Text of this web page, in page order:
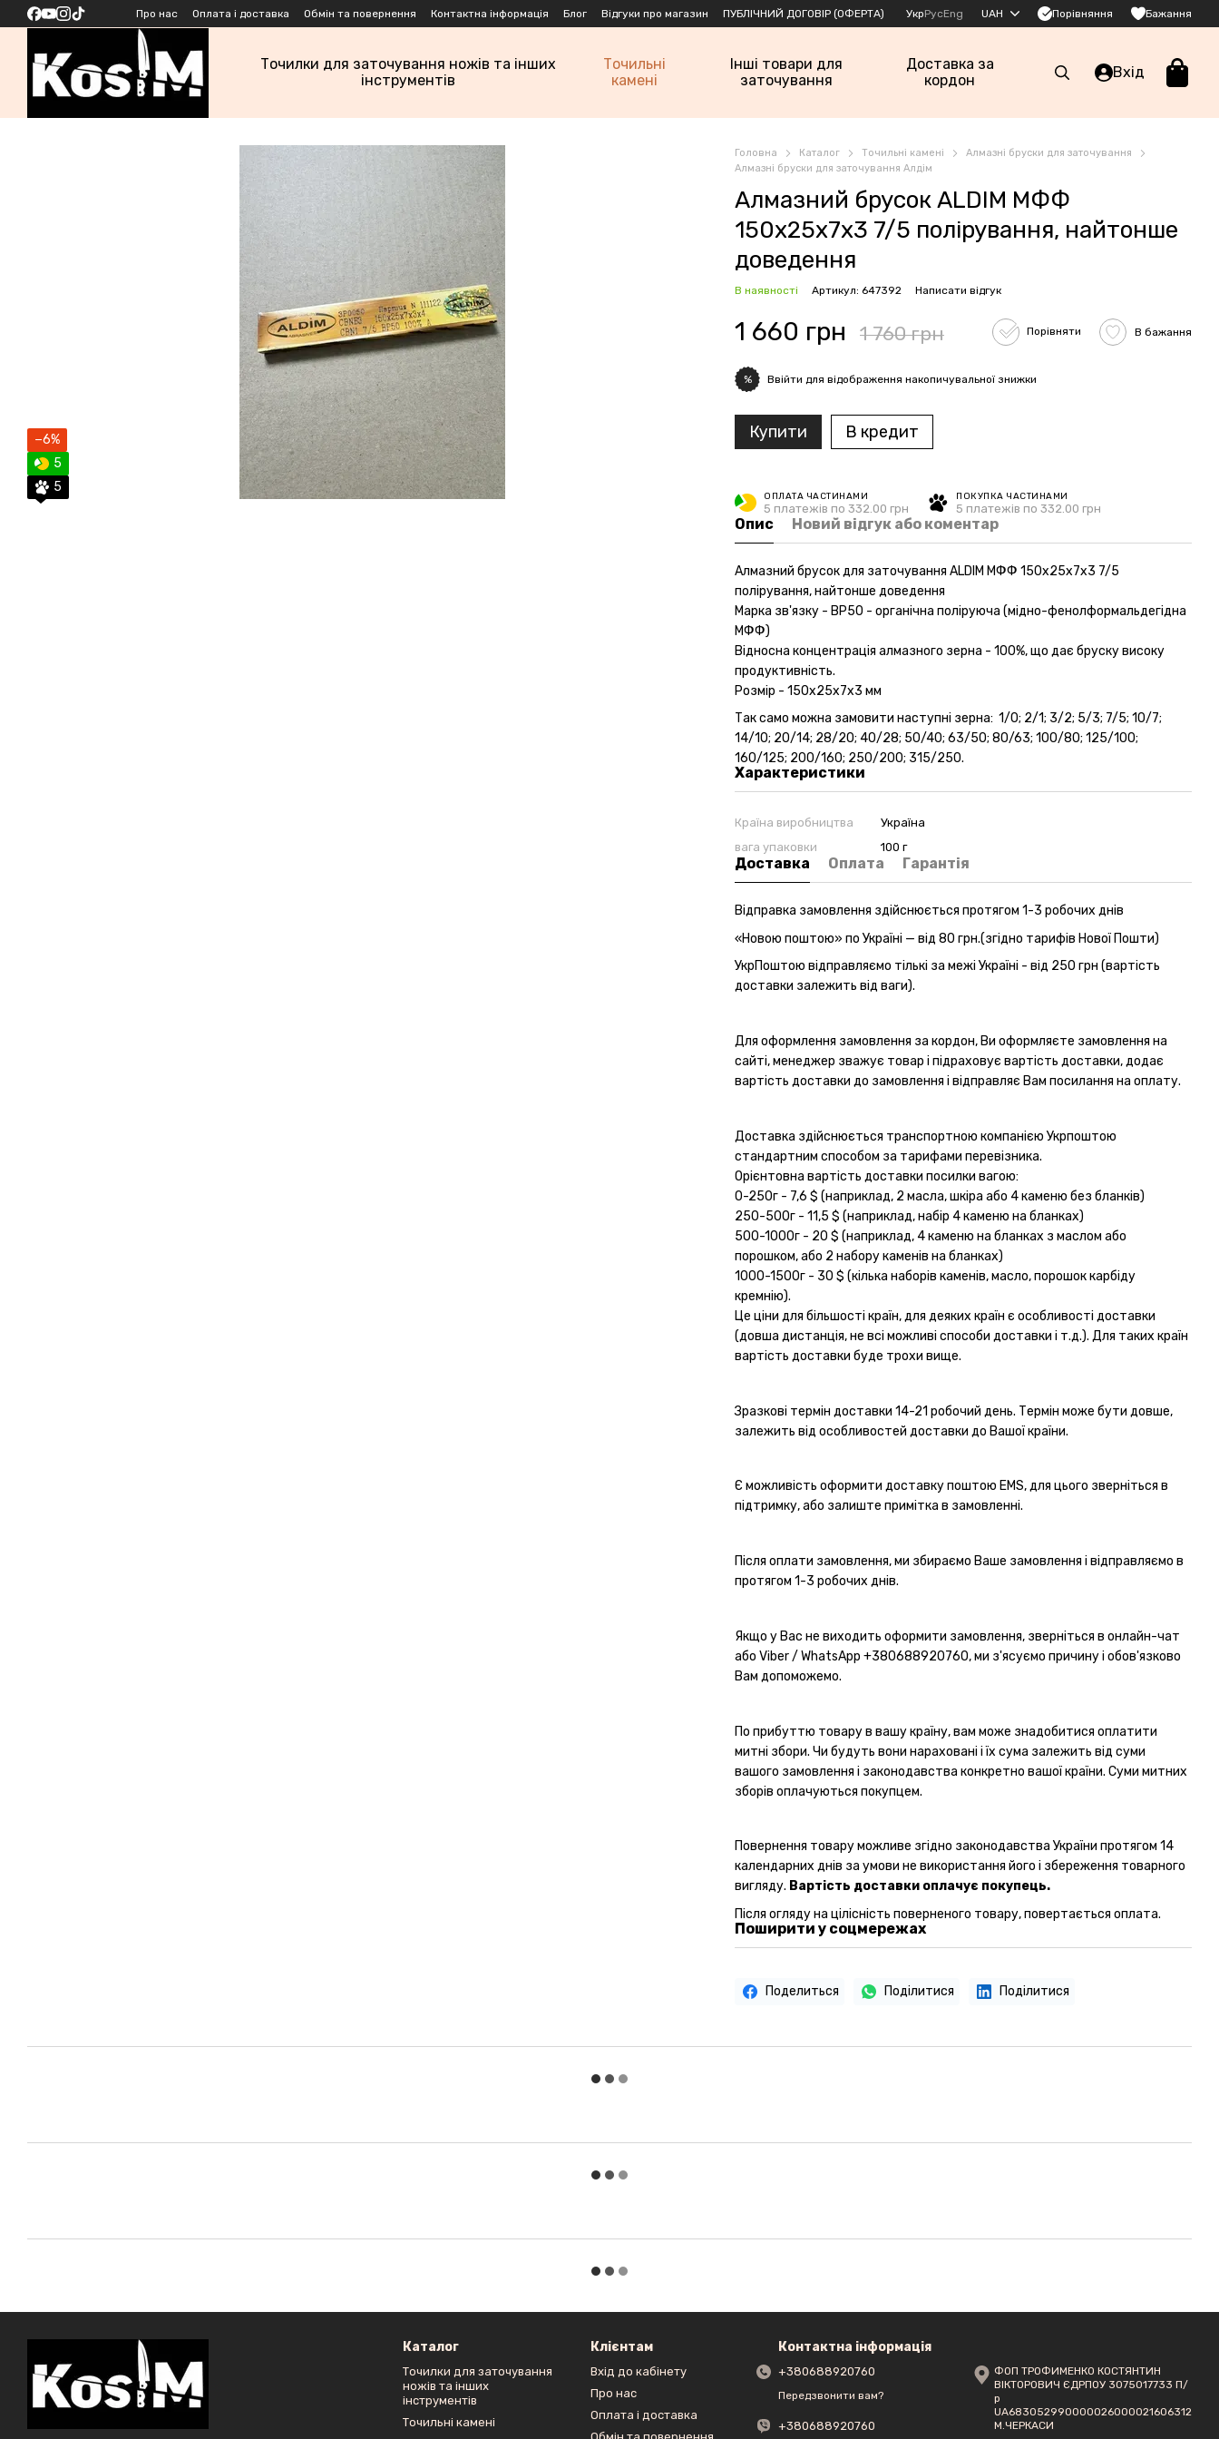
Перейти до основного контенту
Про нас Оплата і доставка Обмін та повернення Контактна інформація Блог Відгуки про магазин ПУБЛІЧНИЙ ДОГОВІР (ОФЕРТА) УкрРусEng UAH Порівняння Бажання
Точилки для заточування ножів та інших
інструментів
Точильні
камені
Інші товари для
заточування
Доставка за
кордон
Вхід
−6%
5
5
Головна Каталог Точильні камені
Алмазні бруски для заточування
Алмазні бруски для заточування Алдім
Алмазний брусок ALDIM МФФ
150х25х7х3 7/5 полірування, найтонше
доведення
В наявності Артикул: 647392 Написати відгук
1 660 грн 1 760 грн Порівняти В бажання
% Ввійти для відображення накопичувальної знижки
Купити В кредит
ОПЛАТА ЧАСТИНАМИ
5 платежів по 332.00 грн
ПОКУПКА ЧАСТИНАМИ
5 платежів по 332.00 грн
Опис Новий відгук або коментар
Алмазний брусок для заточування ALDIM МФФ 150х25х7х3 7/5
полірування, найтонше доведення
Марка зв'язку - ВР50 - органічна поліруюча (мідно-фенолформальдегідна
МФФ)
Відносна концентрація алмазного зерна - 100%, що дає бруску високу
продуктивність.
Розмір - 150х25х7х3 мм
Так само можна замовити наступні зерна: 1/0; 2/1; 3/2; 5/3; 7/5; 10/7;
14/10; 20/14; 28/20; 40/28; 50/40; 63/50; 80/63; 100/80; 125/100;
160/125; 200/160; 250/200; 315/250.
Характеристики
Країна виробництва
Україна
вага упаковки
100 г
Доставка Оплата Гарантія
Відправка замовлення здійснюється протягом 1-3 робочих днів
«Новою поштою» по Україні — від 80 грн.(згідно тарифів Нової Пошти)
УкрПоштою відправляємо тількі за межі Україні - від 250 грн (вартість
доставки залежить від ваги).
Для оформлення замовлення за кордон, Ви оформляєте замовлення на
сайті, менеджер зважує товар і підраховує вартість доставки, додає
вартість доставки до замовлення і відправляє Вам посилання на оплату.
Доставка здійснюється транспортною компанією Укрпоштою
стандартним способом за тарифами перевізника.
Орієнтовна вартість доставки посилки вагою:
0-250г - 7,6 $ (наприклад, 2 масла, шкіра або 4 каменю без бланків)
250-500г - 11,5 $ (наприклад, набір 4 каменю на бланках)
500-1000г - 20 $ (наприклад, 4 каменю на бланках з маслом або
порошком, або 2 набору каменів на бланках)
1000-1500г - 30 $ (кілька наборів каменів, масло, порошок карбіду
кремнію).
Це ціни для більшості країн, для деяких країн є особливості доставки
(довша дистанція, не всі можливі способи доставки і т.д.). Для таких країн
вартість доставки буде трохи вище.
Зразкові термін доставки 14-21 робочий день. Термін може бути довше,
залежить від особливостей доставки до Вашої країни.
Є можливість оформити доставку поштою EMS, для цього зверніться в
підтримку, або залиште примітка в замовленні.
Після оплати замовлення, ми збираємо Ваше замовлення і відправляємо в
протягом 1-3 робочих днів.
Якщо у Вас не виходить оформити замовлення, зверніться в онлайн-чат
або Viber / WhatsApp+380688920760, ми з'ясуємо причину і обов'язково
Вам допоможемо.
По прибуттю товару в вашу країну, вам може знадобитися оплатити
митні збори. Чи будуть вони нараховані і їх сума залежить від суми
вашого замовлення і законодавства конкретно вашої країни. Суми митних
зборів оплачуються покупцем.
Повернення товару можливе згідно законодавства України протягом 14
календарних днів за умови не використання його і збереження товарного
вигляду. Вартість доставки оплачує покупець.
Після огляду на цілісність поверненого товару, повертається оплата.
Поширити у соцмережах
Поделиться Поділитися Поділитися
Каталог
Точилки для заточування
ножів та інших
інструментів
Точильні камені
Клієнтам
Вхід до кабінету
Про нас
Оплата і доставка
Контактна інформація
+380688920760
Передзвонити вам?
+380688920760
ФОП ТРОФИМЕНКО КОСТЯНТИН
ВІКТОРОВИЧ ЄДРПОУ 3075017733 П/
р
UA683052990000026000021606312
М.ЧЕРКАСИ